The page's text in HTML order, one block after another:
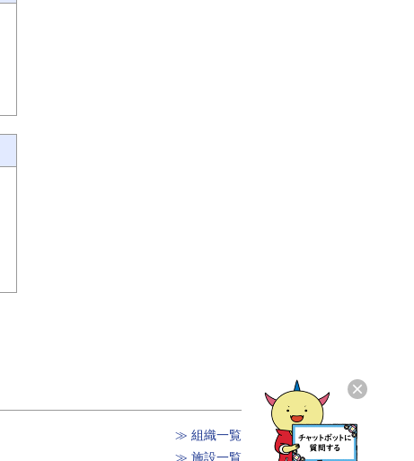
≫ 組織一覧
≫ 施設一覧